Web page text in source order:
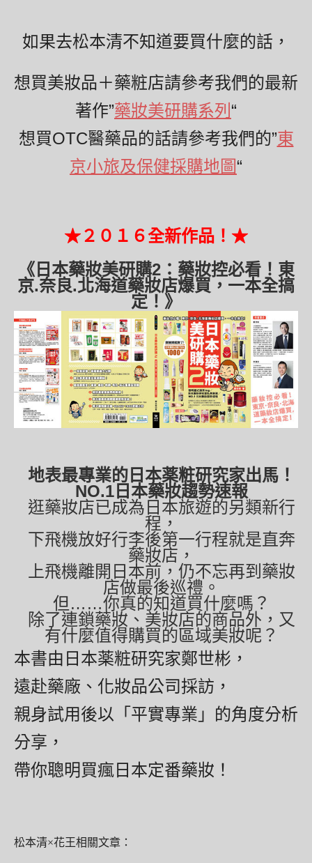
如果去松本清不知道要買什麼的話，
想買美妝品＋藥粧店請參考我們的最新
著作”藥妝美研購系列 “
想買OTC醫藥品的話請參考我們的”東
京小旅及保健採購地圖“
★２０１６全新作品！★
《日本藥妝美研購2：藥妝控必看！東
京.奈良.北海道藥妝店爆買，一本全搞
定！》
地表最專業的日本薬粧研究家出馬！
NO.1日本藥妝趨勢速報
逛藥妝店已成為日本旅遊的另類新行
程，
下飛機放好行李後第一行程就是直奔
藥妝店，
上飛機離開日本前，仍不忘再到藥妝
店做最後巡禮。
但……你真的知道買什麼嗎？
除了連鎖藥妝、美妝店的商品外，又
有什麼值得購買的區域美妝呢？
本書由日本薬粧研究家鄭世彬，
遠赴藥廠、化妝品公司採訪，
親身試用後以「平實專業」的角度分析
分享，
帶你聰明買瘋日本定番藥妝！
松本清×花王相關文章：